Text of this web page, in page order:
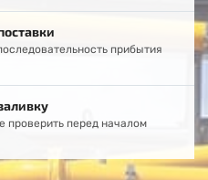
прибытия
проверить перед началом